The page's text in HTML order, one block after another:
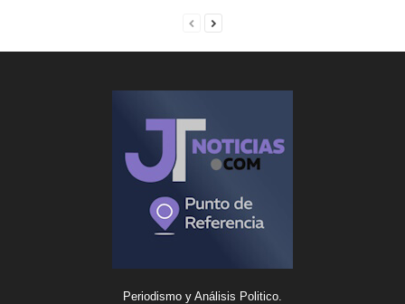
Periodismo y Análisis Politico.